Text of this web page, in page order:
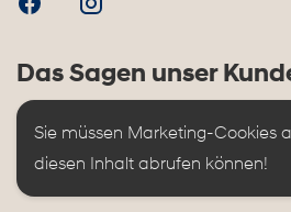
Das Sagen unser
Sie müssen Marketing-Cookies
diesen Inhalt abrufen können!